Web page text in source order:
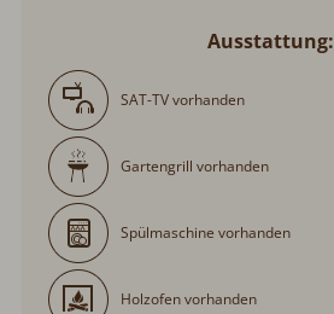
Ausstattung:
SAT-TV vorhanden
Gartengrill vorhanden
Spülmaschine vorhanden
Holzofen vorhanden